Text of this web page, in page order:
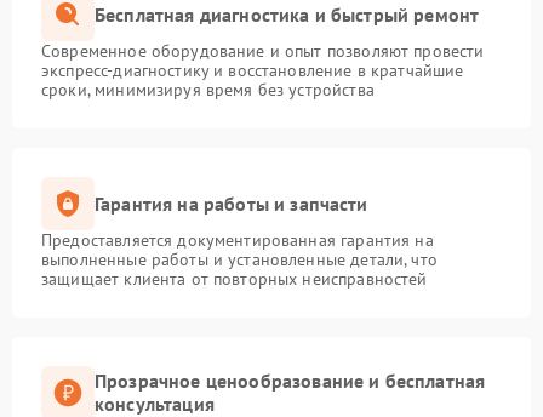
Бесплатная диагностика и быстрый ремонт
Современное оборудование и опыт позволяют провести
экспресс-диагностику и восстановление в кратчайшие
сроки, минимизируя время без устройства
Гарантия на работы и запчасти
Предоставляется документированная гарантия на
выполненные работы и установленные детали, что
защищает клиента от повторных неисправностей
Прозрачное ценообразование и бесплатная
консультация